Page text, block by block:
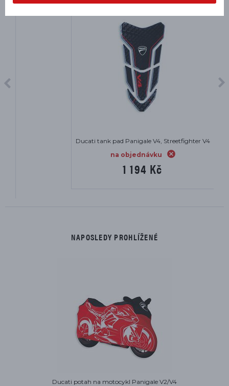
Ducati tank pad Panigale V4, Streetfighter V4
na objednávku
1 194 Kč
NAPOSLEDY PROHLÍŽENÉ
Ducati potah na motocykl Panigale V2/V4